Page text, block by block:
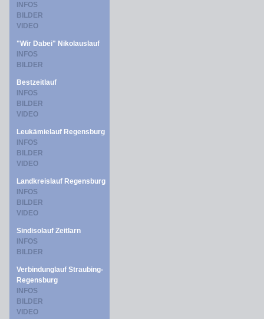
INFOS
BILDER
VIDEO
"Wir Dabei" Nikolauslauf
INFOS
BILDER
Bestzeitlauf
INFOS
BILDER
VIDEO
Leukämielauf Regensburg
INFOS
BILDER
VIDEO
Landkreislauf Regensburg
INFOS
BILDER
VIDEO
Sindisolauf Zeitlarn
INFOS
BILDER
Verbindunglauf Straubing-
Regensburg
INFOS
BILDER
VIDEO